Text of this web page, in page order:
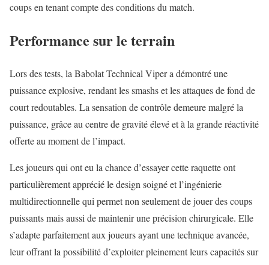
coups en tenant compte des conditions du match.
Performance sur le terrain
Lors des tests, la Babolat Technical Viper a démontré une
puissance explosive, rendant les smashs et les attaques de fond de
court redoutables. La sensation de contrôle demeure malgré la
puissance, grâce au centre de gravité élevé et à la grande réactivité
offerte au moment de l’impact.
Les joueurs qui ont eu la chance d’essayer cette raquette ont
particulièrement apprécié le design soigné et l’ingénierie
multidirectionnelle qui permet non seulement de jouer des coups
puissants mais aussi de maintenir une précision chirurgicale. Elle
s’adapte parfaitement aux joueurs ayant une technique avancée,
leur offrant la possibilité d’exploiter pleinement leurs capacités sur